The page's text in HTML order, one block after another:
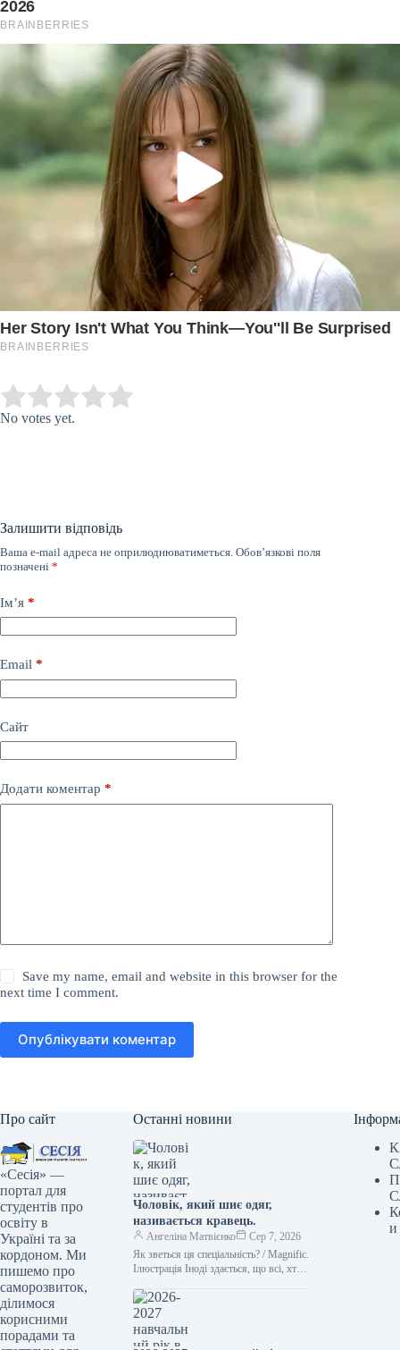
Rate this item:
No votes yet.
Залишити відповідь
Ваша e-mail адреса не оприлюднюватиметься. Обов’язкові поля
позначені *
Ім’я *
Email *
Сайт
Додати коментар *
Save my name, email and website in this browser for the
next time I comment.
Опублікувати коментар
Про сайт
«Сесія» —
портал для
студентів про
освіту в
Україні та за
кордоном. Ми
пишемо про
саморозвиток,
ділимося
корисними
порадами та
Останні новини
Чоловік, який шиє одяг,
називається кравець.
Ангеліна Матвієнко
Сер 7, 2026
Як зветься ця спеціальність? / Magnific.
Ілюстрація Іноді здається, що всі, хто
“швачки”. Проте українська…
и